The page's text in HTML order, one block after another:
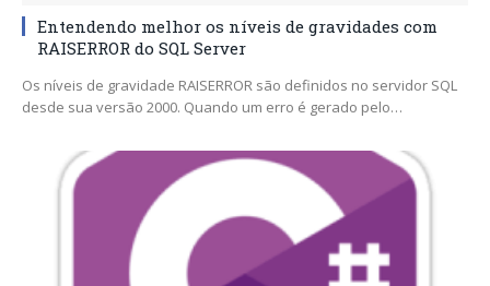
Entendendo melhor os níveis de gravidades com
RAISERROR do SQL Server
Os níveis de gravidade RAISERROR são definidos no servidor SQL
desde sua versão 2000. Quando um erro é gerado pelo…